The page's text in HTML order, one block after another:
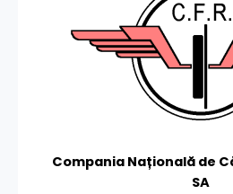
Compania Națională de
SA